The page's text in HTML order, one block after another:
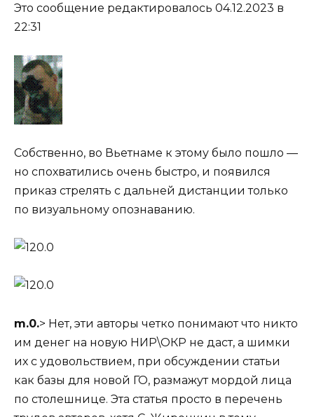
Это сообщение редактировалось 04.12.2023 в
22:31
Собственно, во Вьетнаме к этому было пошло —
но спохватились очень быстро, и появился
приказ стрелять с дальней дистанции только
по визуальному опознаванию.
m.0.> Нет, эти авторы четко понимают что никто
им денег на новую НИР\ОКР не даст, а шимки
их с удовольствием, при обсуждении статьи
как базы для новой ГО, размажут мордой лица
по столешнице. Эта статья просто в перечень